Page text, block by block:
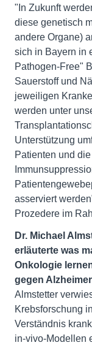
"In Zukunft
diese genetisch
andere Organe)
sich in Bayern in
Pathogen-Free"
Sauerstoff und
jeweiligen
werden unter
Unterstützung
Patienten und
asserviert
Prozedere im
Dr. Michael
erläuterte was
Onkologie
gegen
Almstetter
Krebsforschung
Verständnis
in-vivo-Modellen